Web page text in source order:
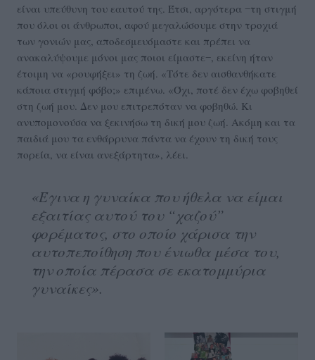
είναι υπεύθυνη του εαυτού της. Έτσι, αργότερα ‒τη στιγμή
που όλοι οι άνθρωποι, αφού μεγαλώσουμε στην τροχιά
των γονιών μας, αποδεσμευόμαστε και πρέπει να
ανακαλύψουμε μόνοι μας ποιοι είμαστε‒, εκείνη ήταν
έτοιμη να «ρουφήξει» τη ζωή. «Τότε δεν αισθανθήκατε
κάποια στιγμή φόβο;» επιμένω. «Όχι, ποτέ δεν έχω φοβηθεί
στη ζωή μου. Δεν μου επιτρεπόταν να φοβηθώ. Κι
ανυπομονούσα να ξεκινήσω τη δική μου ζωή. Ακόμη και τα
παιδιά μου τα ενθάρρυνα πάντα να έχουν τη δική τους
πορεία, να είναι ανεξάρτητα», λέει.
«Έγινα η γυναίκα που ήθελα να είμαι
εξαιτίας αυτού του “χαζού”
φορέματος, στο οποίο χάρισα την
αυτοπεποίθηση που ένιωθα μέσα του,
την οποία πέρασα σε εκατομμύρια
γυναίκες».